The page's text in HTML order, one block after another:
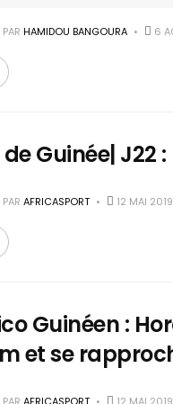
HAMIDOU BANGOURA 6
de Guinée|
AFRICASPORT 12 MAI 2019
Guinéen :
et se